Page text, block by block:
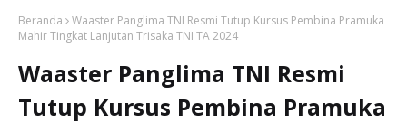
Beranda
Waaster Panglima TNI Resmi Tutup Kursus Pembina Pramuka
Mahir Tingkat Lanjutan Trisaka TNI TA 2024
Waaster Panglima TNI Resmi
Tutup Kursus Pembina Pramuka